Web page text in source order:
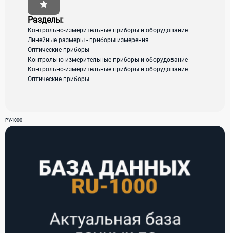
E-mail:
info@merasens.ru
аксессуары к
измерительному
оборудовани...
КИМ
(измерительные
руки)
60 000
Разделы:
Контрольно-измерительные приборы и оборудование
Линейные размеры - приборы измерения
Оптические приборы
Контрольно-измерительные приборы и оборудование
Контрольно-измерительные приборы и оборудование
Оптические приборы
РУ-1000